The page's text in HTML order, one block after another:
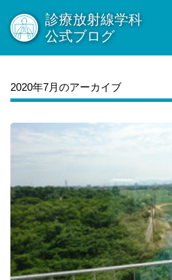
診療放射線学科
公式ブログ
2020年7月のアーカイブ